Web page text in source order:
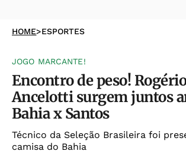
HOME>ESPORTES
JOGO MARCANTE!
Encontro de peso!
Ancelotti surgem juntos
Bahia x Santos
Técnico da Seleção Brasileira foi
camisa do Bahia